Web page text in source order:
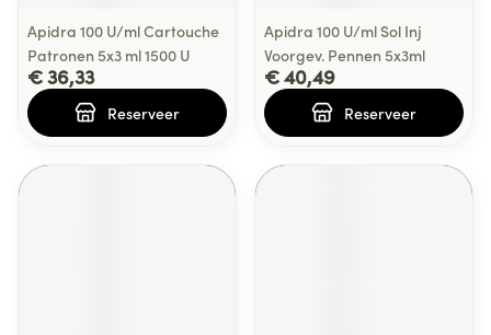
Apidra 100 U/ml Cartouche
Patronen 5x3 ml 1500 U
€ 36,33
Reserveer
Apidra 100 U/ml Sol Inj
Voorgev. Pennen 5x3ml
€ 40,49
Reserveer